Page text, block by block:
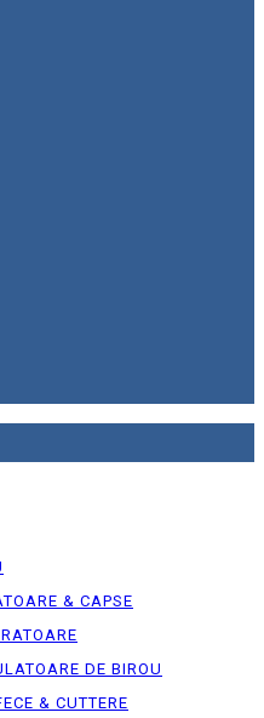
& CAPSE
DE BIROU
& CUTTERE